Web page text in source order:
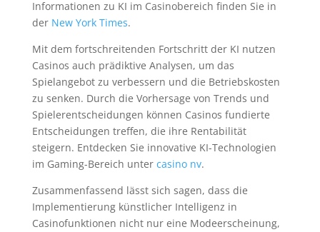
Informationen zu KI im Casinobereich finden Sie in
der New York Times.
Mit dem fortschreitenden Fortschritt der KI nutzen
Casinos auch prädiktive Analysen, um das
Spielangebot zu verbessern und die Betriebskosten
zu senken. Durch die Vorhersage von Trends und
Spielerentscheidungen können Casinos fundierte
Entscheidungen treffen, die ihre Rentabilität
steigern. Entdecken Sie innovative KI-Technologien
im Gaming-Bereich unter casino nv.
Zusammenfassend lässt sich sagen, dass die
Implementierung künstlicher Intelligenz in
Casinofunktionen nicht nur eine Modeerscheinung,